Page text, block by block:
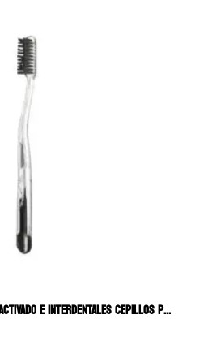
E INTERDENTALES CEPILLOS PARA